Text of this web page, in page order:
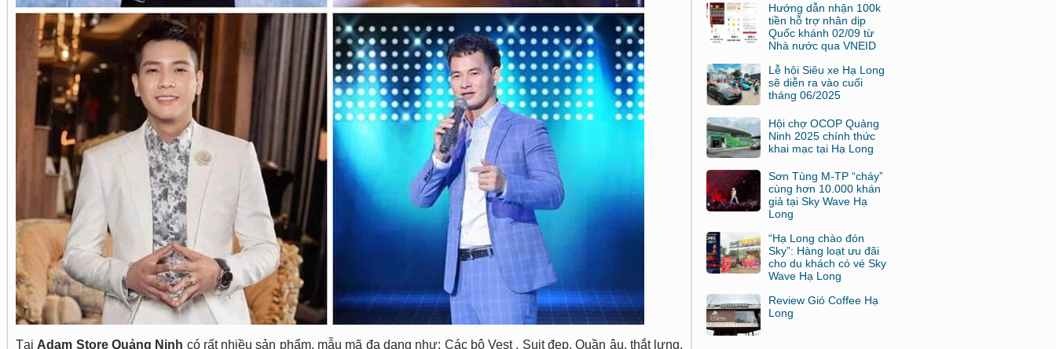
Tại Adam Store Quảng Ninh có rất nhiều sản phẩm, mẫu mã đa dạng như: Các bộ Vest , Suit đẹp, Quần âu, thắt lưng,
Hướng dẫn nhận 100k
tiền hỗ trợ nhân dịp
Quốc khánh 02/09 từ
Nhà nước qua VNEID
Lễ hội Siêu xe Hạ Long
sẽ diễn ra vào cuối
tháng 06/2025
Hội chợ OCOP Quảng
Ninh 2025 chính thức
khai mạc tại Hạ Long
Sơn Tùng M-TP “cháy”
cùng hơn 10.000 khán
giả tại Sky Wave Hạ
Long
“Hạ Long chào đón
Sky”: Hàng loạt ưu đãi
cho du khách có vé Sky
Wave Hạ Long
Review Gió Coffee Hạ
Long